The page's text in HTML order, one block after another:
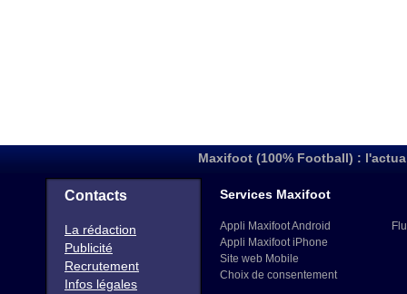
Maxifoot (100% Football) :
Contacts
La rédaction
Publicité
Recrutement
Infos légales
Services Maxifoot
Appli Maxifoot Android
Appli Maxifoot iPhone
Site web Mobile
Choix de consentement